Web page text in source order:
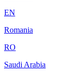
EN
Romania
RO
Saudi Arabia